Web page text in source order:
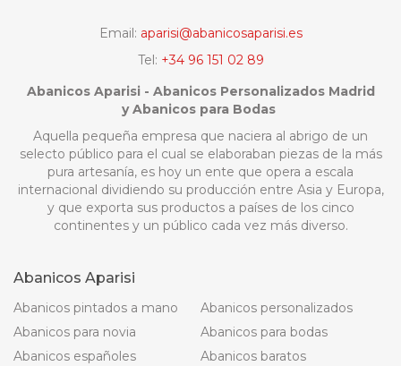
Email: aparisi@abanicosaparisi.es
Tel: +34 96 151 02 89
Abanicos Aparisi - Abanicos Personalizados Madrid
y Abanicos para Bodas
Aquella pequeña empresa que naciera al abrigo de un
selecto público para el cual se elaboraban piezas de la más
pura artesanía, es hoy un ente que opera a escala
internacional dividiendo su producción entre Asia y Europa,
y que exporta sus productos a países de los cinco
continentes y un público cada vez más diverso.
Abanicos Aparisi
Abanicos pintados a mano
Abanicos personalizados
Abanicos para novia
Abanicos para bodas
Abanicos españoles
Abanicos baratos